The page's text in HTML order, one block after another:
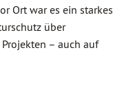
Ort war es ein starkes
über
– auch auf